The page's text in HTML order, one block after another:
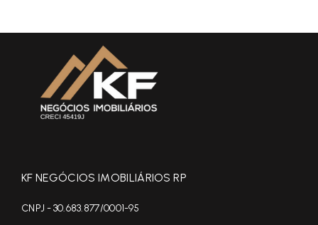
KF NEGÓCIOS IMOBILIÁRIOS RP
CNPJ - 30.683.877/0001-95